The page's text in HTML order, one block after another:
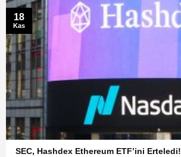
SEC, Hashdex Ethereum ETF’ini Erteledi!
18
Kas